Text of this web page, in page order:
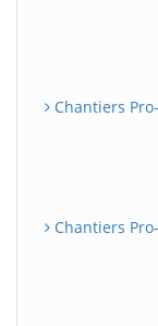
Chantiers
Chantiers